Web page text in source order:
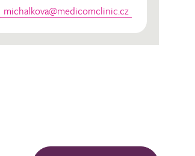
michalkova@medicomclinic.cz